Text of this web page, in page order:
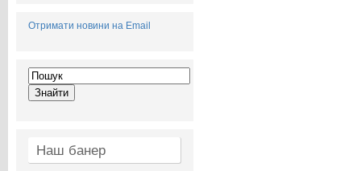
Отримати новини на Email
Наш банер